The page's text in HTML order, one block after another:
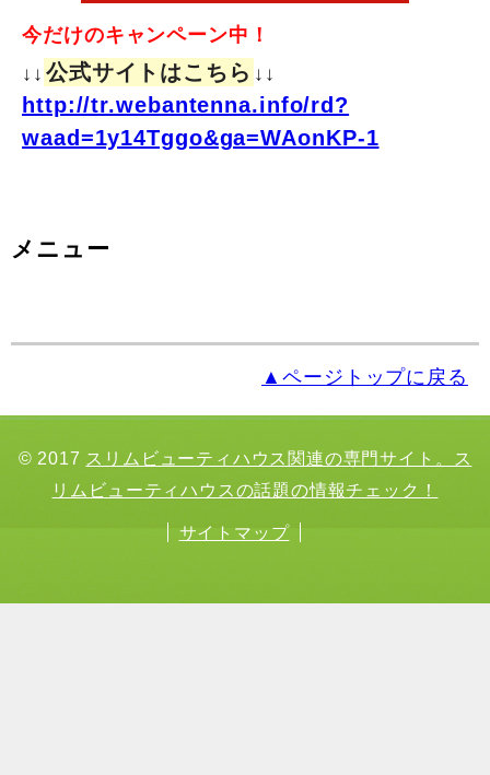
今だけのキャンペーン中！
↓↓ 公式サイトはこちら ↓↓
http://tr.webantenna.info/rd?
waad=1y14Tggo&ga=WAonKP-1
メニュー
▲ページトップに戻る
© 2017 スリムビューティハウス関連の専門サイト。ス
リムビューティハウスの話題の情報チェック！
サイトマップ